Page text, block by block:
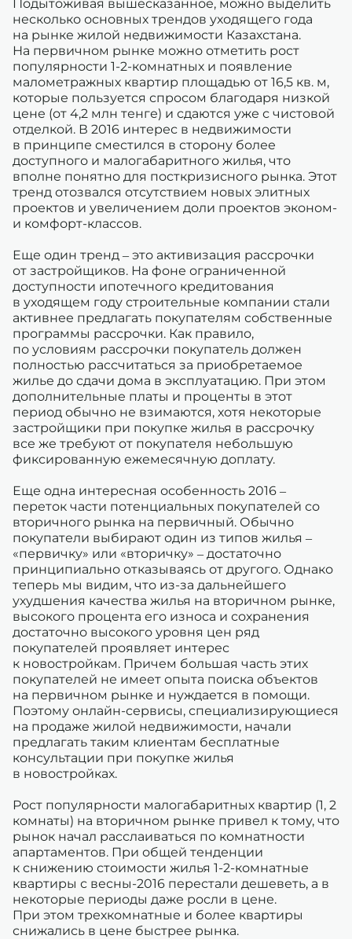
Подытоживая вышесказанное, можно выделить
несколько основных трендов уходящего года
на рынке жилой недвижимости Казахстана.
На первичном рынке можно отметить рост
популярности 1-2-комнатных и появление
малометражных квартир площадью от 16,5 кв. м,
которые пользуется спросом благодаря низкой
цене (от 4,2 млн тенге) и сдаются уже с чистовой
отделкой. В 2016 интерес в недвижимости
в принципе сместился в сторону более
доступного и малогабаритного жилья, что
вполне понятно для посткризисного рынка. Этот
тренд отозвался отсутствием новых элитных
проектов и увеличением доли проектов эконом-
и комфорт-классов.
Еще один тренд – это активизация рассрочки
от застройщиков. На фоне ограниченной
доступности ипотечного кредитования
в уходящем году строительные компании стали
активнее предлагать покупателям собственные
программы рассрочки. Как правило,
по условиям рассрочки покупатель должен
полностью рассчитаться за приобретаемое
жилье до сдачи дома в эксплуатацию. При этом
дополнительные платы и проценты в этот
период обычно не взимаются, хотя некоторые
застройщики при покупке жилья в рассрочку
все же требуют от покупателя небольшую
фиксированную ежемесячную доплату.
Еще одна интересная особенность 2016 –
переток части потенциальных покупателей со
вторичного рынка на первичный. Обычно
покупатели выбирают один из типов жилья –
«первичку» или «вторичку» – достаточно
принципиально отказываясь от другого. Однако
теперь мы видим, что из-за дальнейшего
ухудшения качества жилья на вторичном рынке,
высокого процента его износа и сохранения
достаточно высокого уровня цен ряд
покупателей проявляет интерес
к новостройкам. Причем большая часть этих
покупателей не имеет опыта поиска объектов
на первичном рынке и нуждается в помощи.
Поэтому онлайн-сервисы, специализирующиеся
на продаже жилой недвижимости, начали
предлагать таким клиентам бесплатные
консультации при покупке жилья
в новостройках.
Рост популярности малогабаритных квартир (1, 2
комнаты) на вторичном рынке привел к тому, что
рынок начал расслаиваться по комнатности
апартаментов. При общей тенденции
к снижению стоимости жилья 1-2-комнатные
квартиры с весны-2016 перестали дешеветь, а в
некоторые периоды даже росли в цене.
При этом трехкомнатные и более квартиры
снижались в цене быстрее рынка.